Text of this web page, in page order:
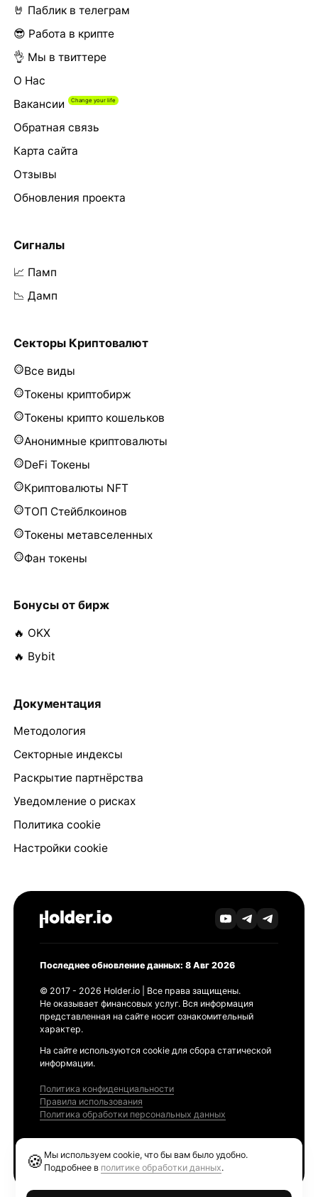
🤘 Паблик в телеграм
😎 Работа в крипте
👌 Мы в твиттере
О Нас
Вакансии
Обратная связь
Карта сайта
Отзывы
Обновления проекта
Сигналы
📈 Памп
📉 Дамп
Секторы Криптовалют
Все виды
Токены криптобирж
Токены крипто кошельков
Анонимные криптовалюты
DeFi Токены
Криптовалюты NFT
ТОП Стейблкоинов
Токены метавселенных
Фан токены
Бонусы от бирж
🔥 OKX
🔥 Bybit
Документация
Методология
Секторные индексы
Раскрытие партнёрства
Уведомление о рисках
Политика cookie
Настройки cookie
Последнее обновление данных: 8 Авг 2026
© 2017 - 2026 Holder.io | Все права защищены.
Не оказывает финансовых услуг. Вся информация
представленная на сайте носит ознакомительный
характер.
На сайте используются cookie для сбора статической
информации.
Политика конфиденциальности
Правила использования
Политика обработки персональных данных
🍪 Мы используем cookie, что бы вам было удобно.
Подробнее в политике обработки данных.
Ethereum GAS Tracker